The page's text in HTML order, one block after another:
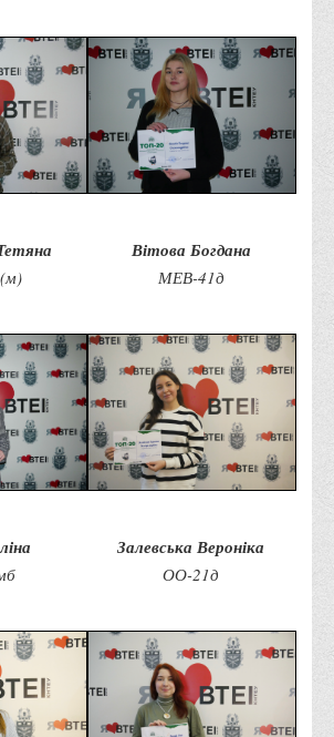
у разі виявлення вибухонебезпечних
людьми
в умовах надзвичайних ситуацій воєнного
поведінки учасників освітнього процесу в
та громадських організацій, які
тим, хто пережили сексуальне насильство,
та їх родинам у Вінницькій області
про наркотики. З’ясуй правду про
чиєсь життя
Learning
Вітова Богдана
МЕВ-41д
Залевська Вероніка
ОО-21д